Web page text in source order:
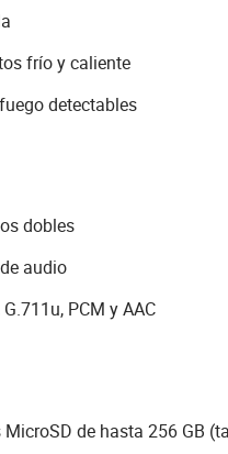
frío y caliente
detectables
dobles
audio
PCM y AAC
de hasta 256 GB